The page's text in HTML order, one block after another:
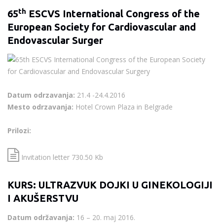
65th ESCVS International Congress of the
European Society for Cardiovascular and
Endovascular Surger
Datum odrzavanja: 21.4 -24.4.2016
Mesto odrzavanja: Hotel Crown Plaza in Belgrade
Prilozi:
Invitation letter 730.50 Kb
KURS: ULTRAZVUK DOJKI U GINEKOLOGIJI
I AKUŠERSTVU
Datum održavanja: 16 – 20. maj 2016.